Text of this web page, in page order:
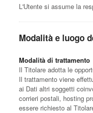
L'Utente si assume la
Modalità e luogo
Modalità di trattamento
Il Titolare adotta le
Il trattamento viene
ai Dati altri soggetti
corrieri postali, hosting
essere richiesto al